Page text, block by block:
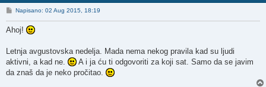
P
t
Napisano: 02 Aug 2015, 18:19
Ahoj!
Letnja avgustovska nedelja. Mada nema nekog pravila kad su ljudi
aktivni, a kad ne.
A i ja ću ti odgovoriti za koji sat. Samo da se javim
da znaš da je neko pročitao.